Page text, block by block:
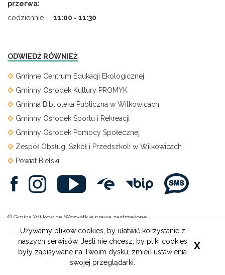
przerwa:
codziennie
11:00 - 11:30
ODWIEDŹ RÓWNIEŻ
Gminne Centrum Edukacji Ekologicznej
Gminny Ośrodek Kultury PROMYK
Gminna Biblioteka Publiczna w Wilkowicach
Gminny Ośrodek Sportu i Rekreacji
Gminny Ośrodek Pomocy Społecznej
Zespół Obsługi Szkół i Przedszkoli w Wilkowicach
Powiat Bielski
© Gmina Wilkowice Wszystkie prawa zastrzeżone.
Wykonanie: ESC SA-Aplikacje i strony internetowe
Używamy plików cookies, by ułatwić korzystanie z
naszych serwisów. Jeśli nie chcesz, by pliki cookies
były zapisywane na Twoim dysku, zmień ustawienia
swojej przeglądarki.
X